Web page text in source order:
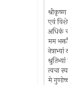
एवं
अधिकं
मम
त्वचा
मे